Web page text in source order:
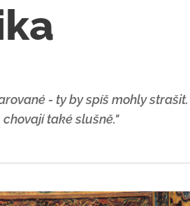
- ty by spíš mohly strašit.
také slušně."